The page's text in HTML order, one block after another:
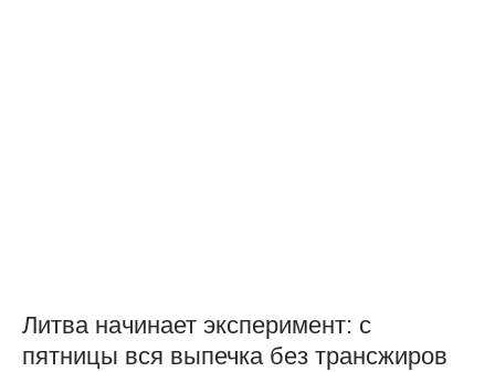
Литва начинает эксперимент: с
пятницы вся выпечка без трансжиров